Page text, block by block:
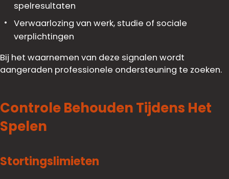
spelresultaten
Verwaarlozing van werk, studie of sociale
verplichtingen
Bij het waarnemen van deze signalen wordt
aangeraden professionele ondersteuning te zoeken.
Controle Behouden Tijdens Het
Spelen
Stortingslimieten